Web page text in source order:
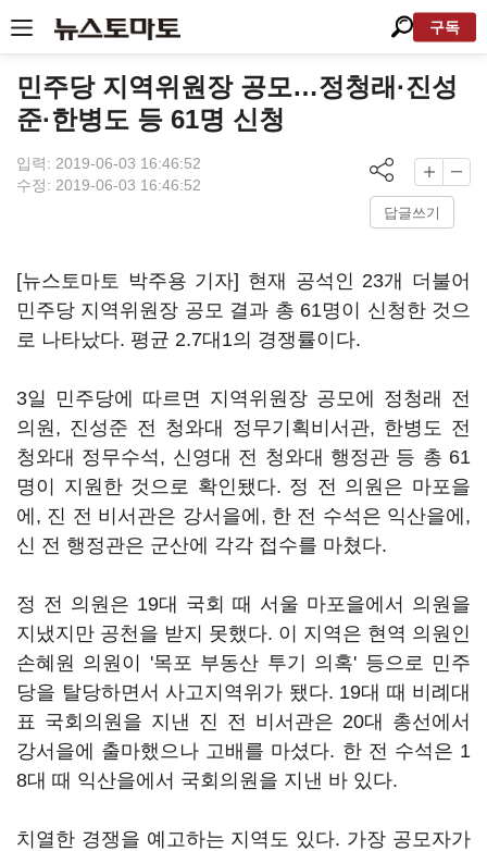
구독
민주당 지역위원장 공모…정청래·진성
준·한병도 등 61명 신청
입력: 2019-06-03 16:46:52
수정: 2019-06-03 16:46:52
답글쓰기
[뉴스토마토 박주용 기자] 현재 공석인 23개 더불어
민주당 지역위원장 공모 결과 총 61명이 신청한 것으
로 나타났다. 평균 2.7대1의 경쟁률이다.
3일 민주당에 따르면 지역위원장 공모에 정청래 전
의원, 진성준 전 청와대 정무기획비서관, 한병도 전
청와대 정무수석, 신영대 전 청와대 행정관 등 총 61
명이 지원한 것으로 확인됐다. 정 전 의원은 마포을
에, 진 전 비서관은 강서을에, 한 전 수석은 익산을에,
신 전 행정관은 군산에 각각 접수를 마쳤다.
정 전 의원은 19대 국회 때 서울 마포을에서 의원을
지냈지만 공천을 받지 못했다. 이 지역은 현역 의원인
손혜원 의원이 '목포 부동산 투기 의혹' 등으로 민주
당을 탈당하면서 사고지역위가 됐다. 19대 때 비례대
표 국회의원을 지낸 진 전 비서관은 20대 총선에서
강서을에 출마했으나 고배를 마셨다. 한 전 수석은 1
8대 때 익산을에서 국회의원을 지낸 바 있다.
치열한 경쟁을 예고하는 지역도 있다. 가장 공모자가